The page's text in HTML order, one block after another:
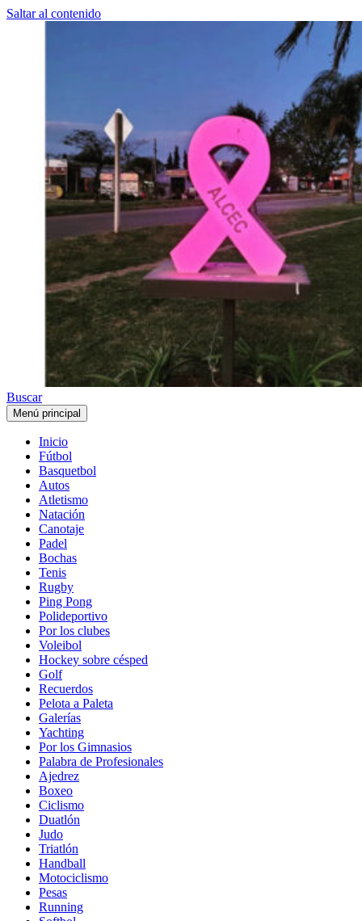
Saltar al contenido
Buscar
Menú principal
Inicio
Fútbol
Basquetbol
Autos
Atletismo
Natación
Canotaje
Padel
Bochas
Tenis
Rugby
Ping Pong
Polideportivo
Por los clubes
Voleibol
Hockey sobre césped
Golf
Recuerdos
Pelota a Paleta
Galerías
Yachting
Por los Gimnasios
Palabra de Profesionales
Ajedrez
Boxeo
Ciclismo
Duatlón
Judo
Triatlón
Handball
Motociclismo
Pesas
Running